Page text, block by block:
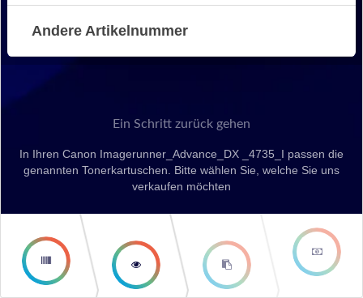
Andere Artikelnummer
Ein Schritt zurück gehen
In Ihren Canon Imagerunner_Advance_DX _4735_I passen die
genannten Tonerkartuschen. Bitte wählen Sie, welche Sie uns
verkaufen möchten
second
step
third step